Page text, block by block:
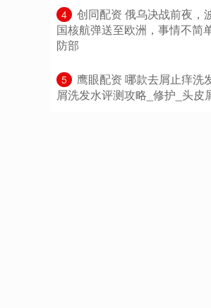
4
创同配资 俄乌决战前夜，
国核航弹送至欧洲，事情不简
防部
5
鹰眼配资 哪款去屑止痒洗
屑洗发水评测攻略_修护_头皮